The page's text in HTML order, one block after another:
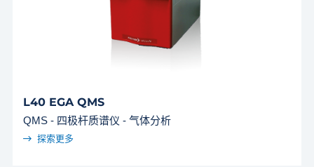
L40 EGA QMS
QMS - 四极杆质谱仪 - 气体分析
探索更多